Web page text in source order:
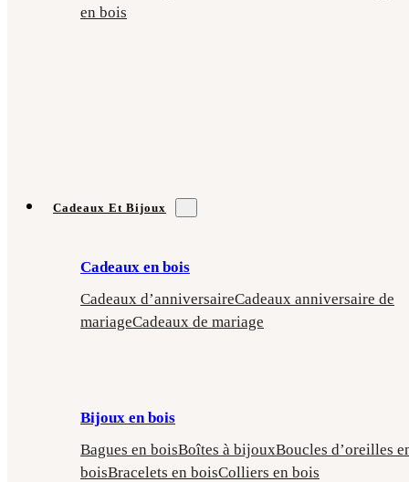
en bois
Cadeaux Et Bijoux
Cadeaux en bois
Cadeaux d’anniversaireCadeaux anniversaire de
mariageCadeaux de mariage
Bijoux en bois
Bagues en boisBoîtes à bijouxBoucles d’oreilles
boisBracelets en boisColliers en bois